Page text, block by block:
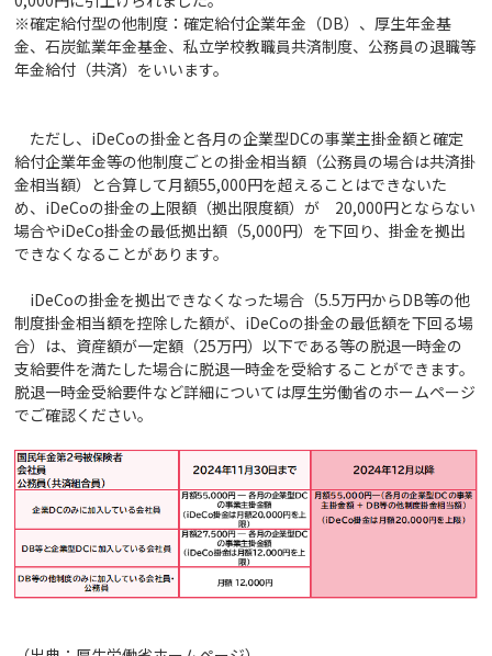
※確定給付型の他制度：確定給付企業年金（DB）、厚生年金基
金、石炭鉱業年金基金、私立学校教職員共済制度、公務員の退職等
年金給付（共済）をいいます。
ただし、iDeCoの掛金と各月の企業型DCの事業主掛金額と確定
給付企業年金等の他制度ごとの掛金相当額（公務員の場合は共済掛
金相当額）と合算して月額55,000円を超えることはできないた
め、iDeCoの掛金の上限額（拠出限度額）が 20,000円とならない
場合やiDeCo掛金の最低拠出額（5,000円）を下回り、掛金を拠出
できなくなることがあります。
iDeCoの掛金を拠出できなくなった場合（5.5万円からDB等の他
制度掛金相当額を控除した額が、iDeCoの掛金の最低額を下回る場
合）は、資産額が一定額（25万円）以下である等の脱退一時金の
支給要件を満たした場合に脱退一時金を受給することができます。
脱退一時金受給要件など詳細については厚生労働省のホームページ
でご確認ください。